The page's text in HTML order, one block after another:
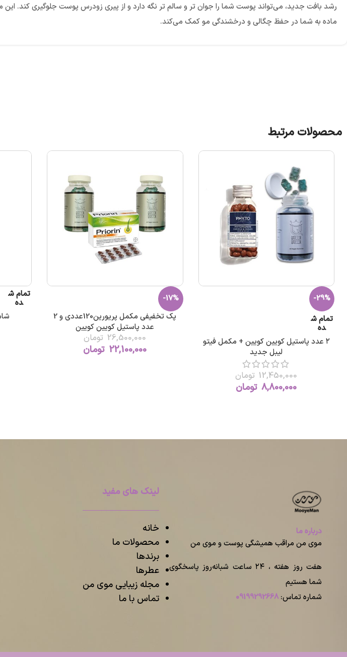
رشد بافت جدید، می‌تواند پوست شما را جوان‌ تر و سالم ‌تر نگه دارد و از پیری زودرس پوست جلوگیری کند.
ماده به شما در حفظ چگالی و درخشندگی مو کمک می‌کند.
محصولات مرتبط
-29%
تمام ش
ده
۲ عدد پاستیل کویین کویین + مکمل فیتو
لیبل جدید
12,450,000 تومان
8,800,000 تومان
-17%
پک تخفیفی مکمل پریورین120عددی و 2
عدد پاستیل کویین کویین
26,500,000 تومان
22,100,000 تومان
تمام ش
ده
درباره ما
موی من مراقب همیشگی پوست و موی من
هفت روز هفته ، ۲۴ ساعت شبانه‌روز پاسخگوی
شما هستیم
شماره تماس: 09199292668
لینک های مفید
خانه
محصولات ما
برندها
عطرها
مجله زیبایی موی من
تماس با ما